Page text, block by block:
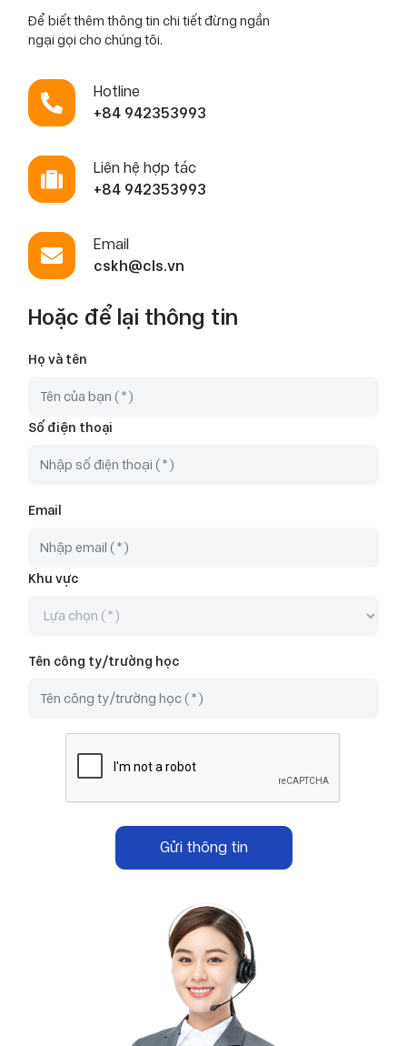
Để biết thêm thông tin chi tiết đừng ngần
ngại gọi cho chúng tôi.
Hotline
+84 942353993
Liên hệ hợp tác
+84 942353993
Email
cskh@cls.vn
Hoặc để lại thông tin
Họ và tên
Số điện thoại
Email
Khu vực
Tên công ty/trường học
Gửi thông tin